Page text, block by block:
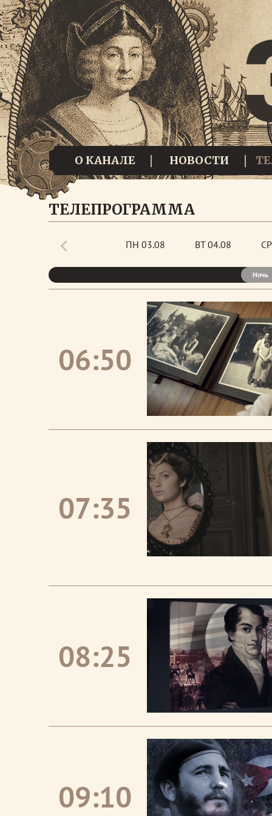
О КАНАЛЕ НОВОСТИ
ТЕЛЕПРОГРАММА
ПН 03.08 ВТ 04.08
Ночь
06:50
07:35
08:25
09:10